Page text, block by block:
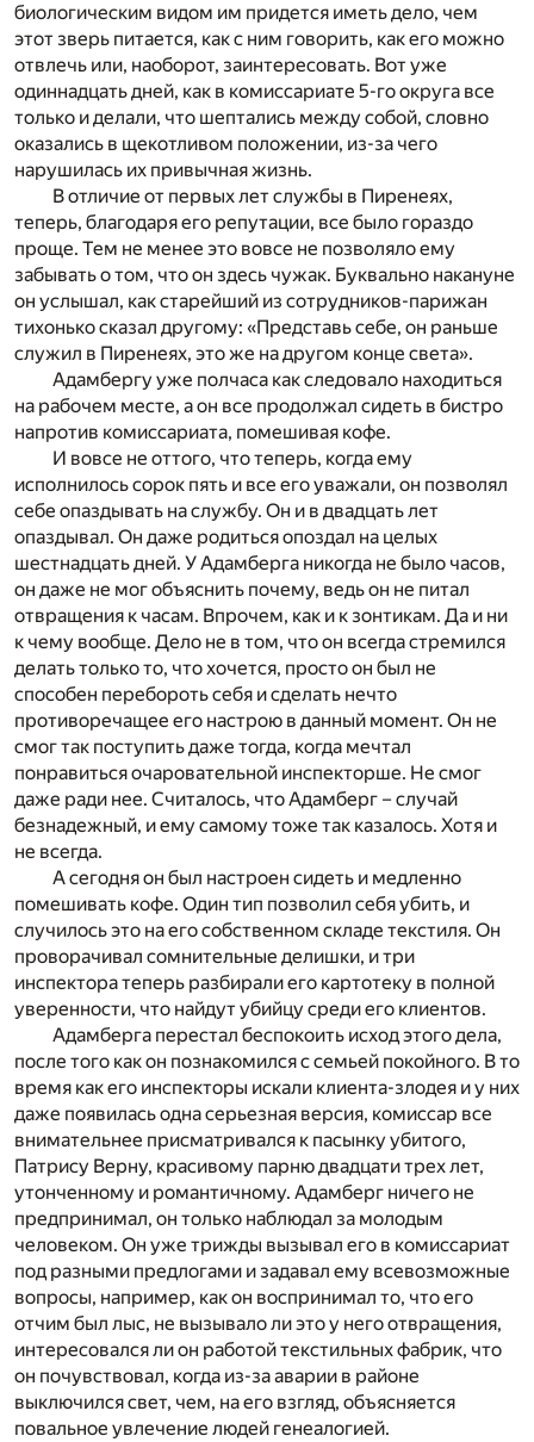
биологическим видом им придется иметь дело, чем
этот зверь питается, как с ним говорить, как его можно
отвлечь или, наоборот, заинтересовать. Вот уже
одиннадцать дней, как в комиссариате 5-го округа все
только и делали, что шептались между собой, словно
оказались в щекотливом положении, из-за чего
нарушилась их привычная жизнь.
В отличие от первых лет службы в Пиренеях,
теперь, благодаря его репутации, все было гораздо
проще. Тем не менее это вовсе не позволяло ему
забывать о том, что он здесь чужак. Буквально накануне
он услышал, как старейший из сотрудников-парижан
тихонько сказал другому: «Представь себе, он раньше
служил в Пиренеях, это же на другом конце света».
Адамбергу уже полчаса как следовало находиться
на рабочем месте, а он все продолжал сидеть в бистро
напротив комиссариата, помешивая кофе.
И вовсе не оттого, что теперь, когда ему
исполнилось сорок пять и все его уважали, он позволял
себе опаздывать на службу. Он и в двадцать лет
опаздывал. Он даже родиться опоздал на целых
шестнадцать дней. У Адамберга никогда не было часов,
он даже не мог объяснить почему, ведь он не питал
отвращения к часам. Впрочем, как и к зонтикам. Да и ни
к чему вообще. Дело не в том, что он всегда стремился
делать только то, что хочется, просто он был не
способен перебороть себя и сделать нечто
противоречащее его настрою в данный момент. Он не
смог так поступить даже тогда, когда мечтал
понравиться очаровательной инспекторше. Не смог
даже ради нее. Считалось, что Адамберг – случай
безнадежный, и ему самому тоже так казалось. Хотя и
не всегда.
А сегодня он был настроен сидеть и медленно
помешивать кофе. Один тип позволил себя убить, и
случилось это на его собственном складе текстиля. Он
проворачивал сомнительные делишки, и три
инспектора теперь разбирали его картотеку в полной
уверенности, что найдут убийцу среди его клиентов.
Адамберга перестал беспокоить исход этого дела,
после того как он познакомился с семьей покойного. В то
время как его инспекторы искали клиента-злодея и у них
даже появилась одна серьезная версия, комиссар все
внимательнее присматривался к пасынку убитого,
Патрису Верну, красивому парню двадцати трех лет,
утонченному и романтичному. Адамберг ничего не
предпринимал, он только наблюдал за молодым
человеком. Он уже трижды вызывал его в комиссариат
под разными предлогами и задавал ему всевозможные
вопросы, например, как он воспринимал то, что его
отчим был лыс, не вызывало ли это у него отвращения,
интересовался ли он работой текстильных фабрик, что
он почувствовал, когда из-за аварии в районе
выключился свет, чем, на его взгляд, объясняется
повальное увлечение людей генеалогией.